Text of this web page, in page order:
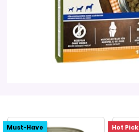
Must-Have Hot Pick